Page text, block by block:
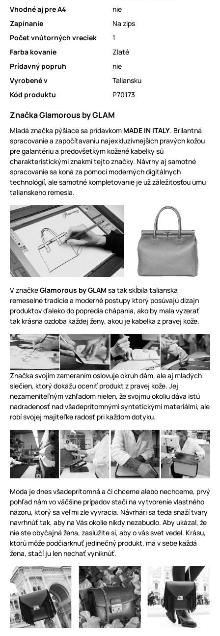
Vhodné aj pre A4
nie
Zapínanie
Na zips
Počet vnútorných vreciek
1
Farba kovanie
Zlaté
Prídavný popruh
nie
Vyrobené v
Taliansku
Kód produktu
P70173
Značka Glamorous by GLAM
Mladá značka pýšiace sa prídavkom MADE IN ITALY. Brilantná
spracovanie a započítavaniu najexkluzívnejších pravých kožou
pre galantériu a predovšetkým kožené kabelky sú
charakteristickými znakmi tejto značky. Návrhy aj samotné
spracovanie sa koná za pomoci moderných digitálnych
technológií, ale samotné kompletovanie je už záležitosťou umu
talianskeho remesla.
V značkeGlamorous by GLAM sa tak skĺbila talianska
remeselné tradície a moderné postupy ktorý posúvajú dizajn
produktov ďaleko do popredia chápania, ako by mala vyzerať
tak krásna ozdoba každej ženy, akou je kabelka z pravej kože.
Značka svojim zameraním oslovuje okruh dám, ale aj mladých
slečien, ktorý dokážu oceniť produkt z pravej kože. Jej
nezameniteľným vzhľadom nielen, že svojmu okoliu dáva istú
nadradenosť nad všadeprítomnými syntetickými materiálmi, ale
robí svojej majiteľke radosť pri každom dotyku.
Móda je dnes všadeprítomná a či chceme alebo nechceme, prvý
pohľad nám vo väčšine prípadov stačí na vytvorenie vlastného
názoru, ktorý sa veľmi zle vyvracia. Návrhári sa teda snaží tvary
navrhnúť tak, aby na Vás okolie nikdy nezabudlo. Aby ukázal, že
nie ste obyčajná žena, zaslúžite si, aby o vás svet vedel. Krásu,
ktorú môže podčiarknuť jedinečný produkt, má v sebe každá
žena, stačí ju len nechať vyniknúť.